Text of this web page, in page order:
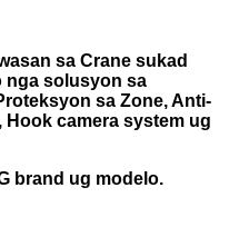
sa Crane sukad
nga solusyon sa
sa Zone, Anti-
camera system ug
brand ug modelo.